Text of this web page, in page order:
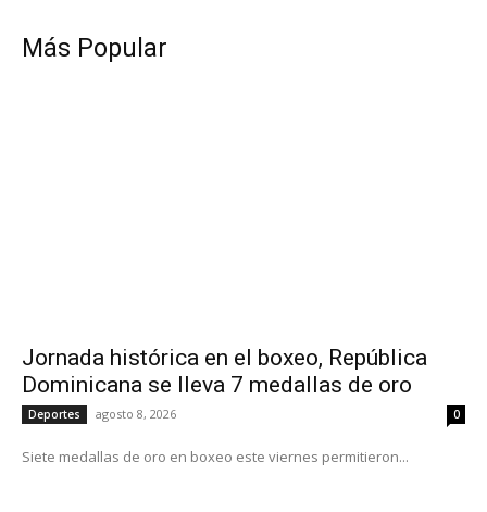
Más Popular
Jornada histórica en el boxeo, República
Dominicana se lleva 7 medallas de oro
Deportes agosto 8, 2026 0
Siete medallas de oro en boxeo este viernes permitieron...